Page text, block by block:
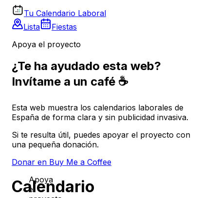
Tu Calendario Laboral
Lista
Fiestas
Apoya el proyecto
¿Te ha ayudado esta web?
Invítame a un café ☕
Esta web muestra los calendarios laborales de
España de forma clara y sin publicidad invasiva.
Si te resulta útil, puedes apoyar el proyecto con
una pequeña donación.
Donar en Buy Me a Coffee
Calendario
Apoya
el